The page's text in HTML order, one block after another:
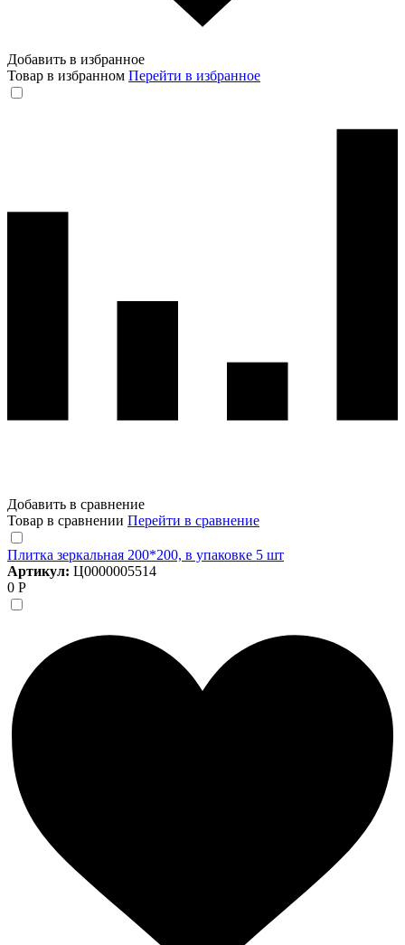
Добавить в избранное
Товар в избранном Перейти в избранное
Добавить в сравнение
Товар в сравнении Перейти в сравнение
Плитка зеркальная 200*200, в упаковке 5 шт
Артикул: Ц0000005514
0 Р